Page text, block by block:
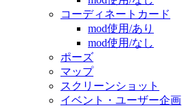
コーディネートカード
mod使用/あり
mod使用/なし
ポーズ
マップ
スクリーンショット
イベント・ユーザー企画